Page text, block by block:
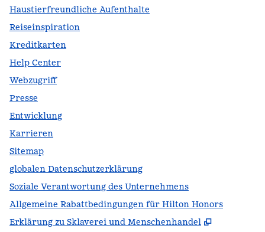
Haustierfreundliche Aufenthalte
Reiseinspiration
Kreditkarten
Help Center
Webzugriff
Presse
Entwicklung
Karrieren
Sitemap
globalen Datenschutzerklärung
Soziale Verantwortung des Unternehmens
Allgemeine Rabattbedingungen für Hilton Honors
Erklärung zu Sklaverei und Menschenhandel
,